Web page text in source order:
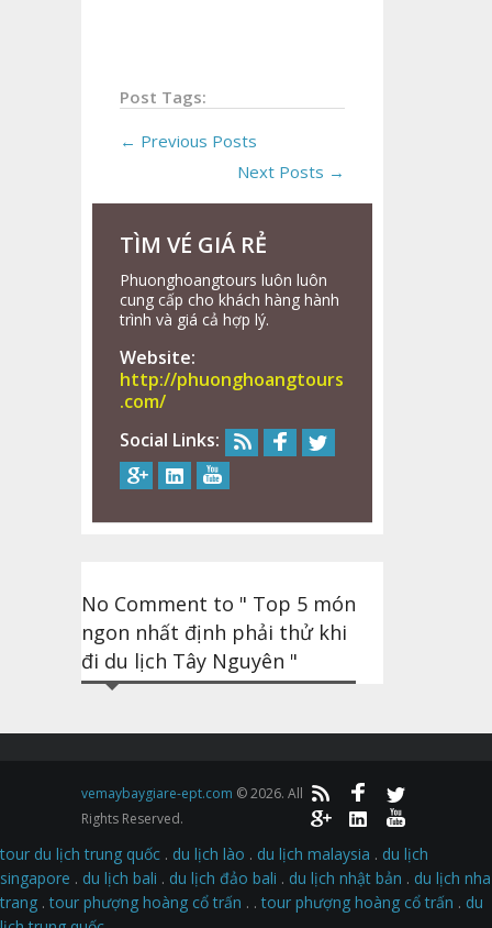
Post Tags:
← Previous Posts
Next Posts →
TÌM VÉ GIÁ RẺ
Phuonghoangtours luôn luôn
cung cấp cho khách hàng hành
trình và giá cả hợp lý.
Website:
http://phuonghoangtours
.com/
Social Links:
No Comment to " Top 5 món
ngon nhất định phải thử khi
đi du lịch Tây Nguyên "
vemaybaygiare-ept.com © 2026. All
Rights Reserved.
tour du lịch trung quốc . du lịch lào . du lịch malaysia . du lịch
singapore . du lịch bali . du lịch đảo bali . du lịch nhật bản . du lịch nha
trang .tour phượng hoàng cổ trấn . .tour phượng hoàng cổ trấn . du